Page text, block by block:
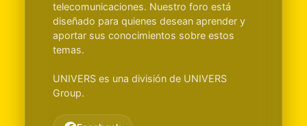
telecomunicaciones. Nuestro foro está
diseñado para quienes desean aprender y
aportar sus conocimientos sobre estos
temas.
UNIVERS es una división de UNIVERS
Group.